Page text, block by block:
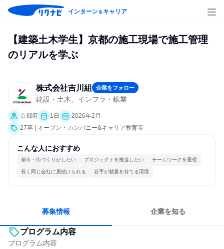
インターン＆キャリア
【建築土木学生】京都の施工現場で施工管理
のリアルを学ぶ
株式会社吉川組 企業をフォロー
建設・土木、インフラ・鉱業
京都府 1日
2026年2月
27卒 | オープン・カンパニー&キャリア教育等
こんな人におすすめ
都市・街づくりがしたい プロジェクトを推進したい チームワークを重視
長く同じ会社に居続けられる 若手が裁量を持てる環境
募集情報 企業を知る
プログラム内容
プログラム内容